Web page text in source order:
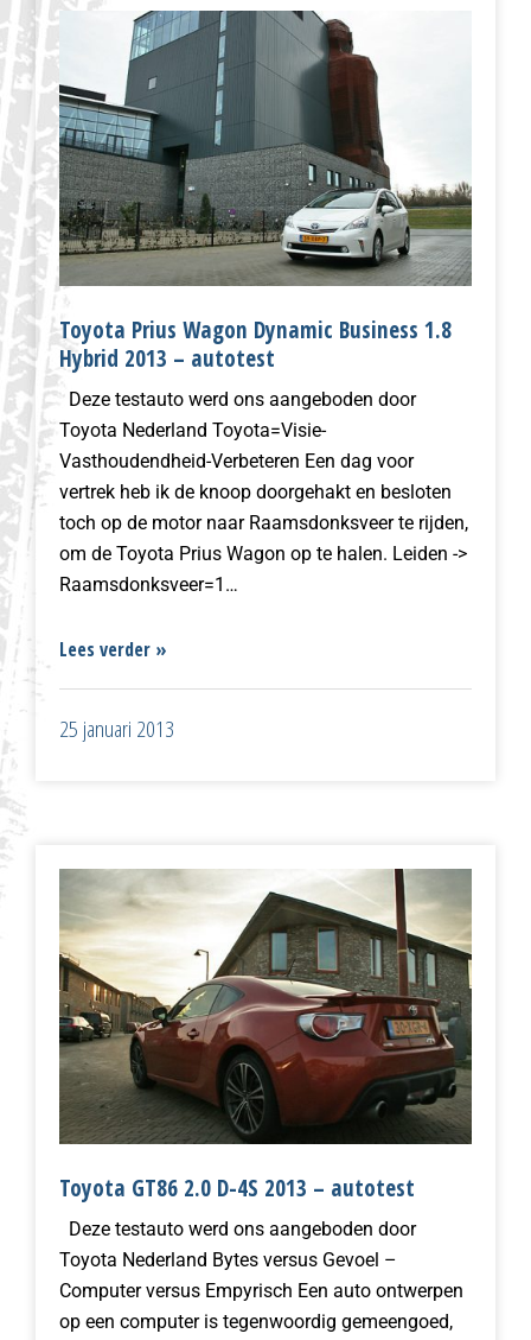
Toyota Prius Wagon Dynamic Business 1.8
Hybrid 2013 – autotest
Deze testauto werd ons aangeboden door
Toyota Nederland Toyota=Visie-
Vasthoudendheid-Verbeteren Een dag voor
vertrek heb ik de knoop doorgehakt en besloten
toch op de motor naar Raamsdonksveer te rijden,
om de Toyota Prius Wagon op te halen. Leiden ->
Raamsdonksveer=1…
Lees verder »
25 januari 2013
Toyota GT86 2.0 D-4S 2013 – autotest
Deze testauto werd ons aangeboden door
Toyota Nederland Bytes versus Gevoel –
Computer versus Empyrisch Een auto ontwerpen
op een computer is tegenwoordig gemeengoed,